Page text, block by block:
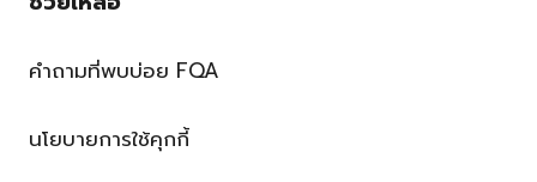
คำถามที่พบบ่อย FQA
นโยบายการใช้คุกกี้